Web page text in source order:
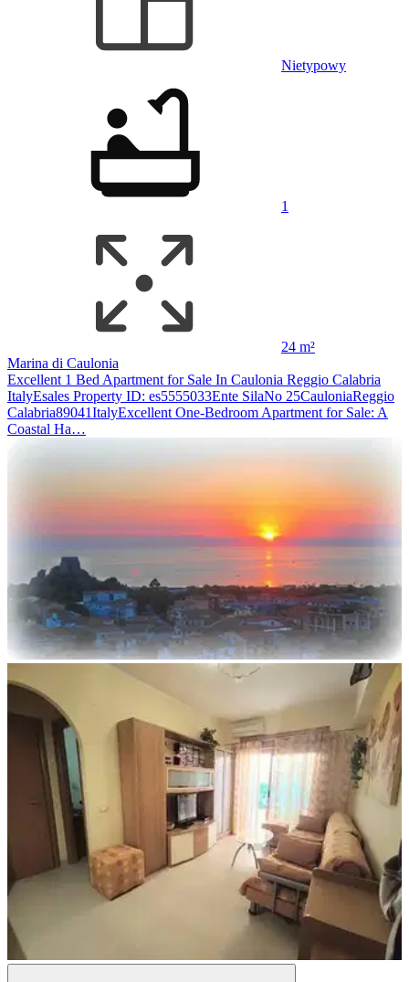
Nietypowy
1
24 m²
Marina di Caulonia
Excellent 1 Bed Apartment for Sale In Caulonia Reggio Calabria
ItalyEsales Property ID: es5555033Ente SilaNo 25CauloniaReggio
Calabria89041ItalyExcellent One-Bedroom Apartment for Sale: A
Coastal Ha…